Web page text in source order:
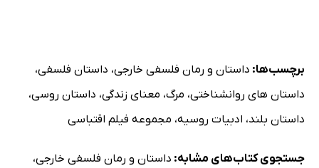
برچسب‌ها: داستان و رمان فلسفی خارجی، داستان فلسفی،
داستان های روانشناختی، مرگ، معنای زندگی، داستان روسی،
داستان بلند، ادبیات روسیه، مجموعه فیلم اقتباسی
جستجوی کتاب‌های مشابه: داستان و رمان فلسفی خارجی،